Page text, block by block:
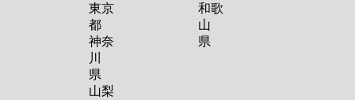
東京
都
神奈
川
県
山梨
和歌
山
県